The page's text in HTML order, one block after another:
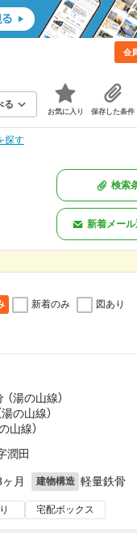
会
る
お気に入り 保存した条件
探す
検索
新着メー
新着のみ 図あり
（湯の山線）
湯の山線）
山線）
潤田
月 建物構造 軽量鉄骨
宅配ボックス